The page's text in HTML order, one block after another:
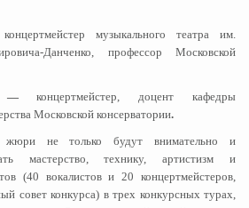
концертмейстер музыкального театра им.
Данченко, профессор Московской
—концертмейстер, доцент кафедры
Московской консерватории.
жюри не только будут внимательно и
мастерство, технику, артистизм и
(40 вокалистов и 20 концертмейстеров,
совет конкурса) в трех конкурсных турах,